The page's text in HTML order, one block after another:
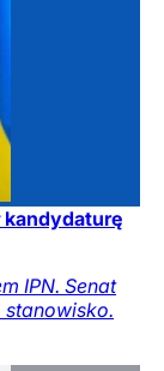
kandydaturę
IPN. Senat
stanowisko.